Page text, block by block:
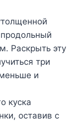
Раскрыть эту
три
и
куска
оставив с